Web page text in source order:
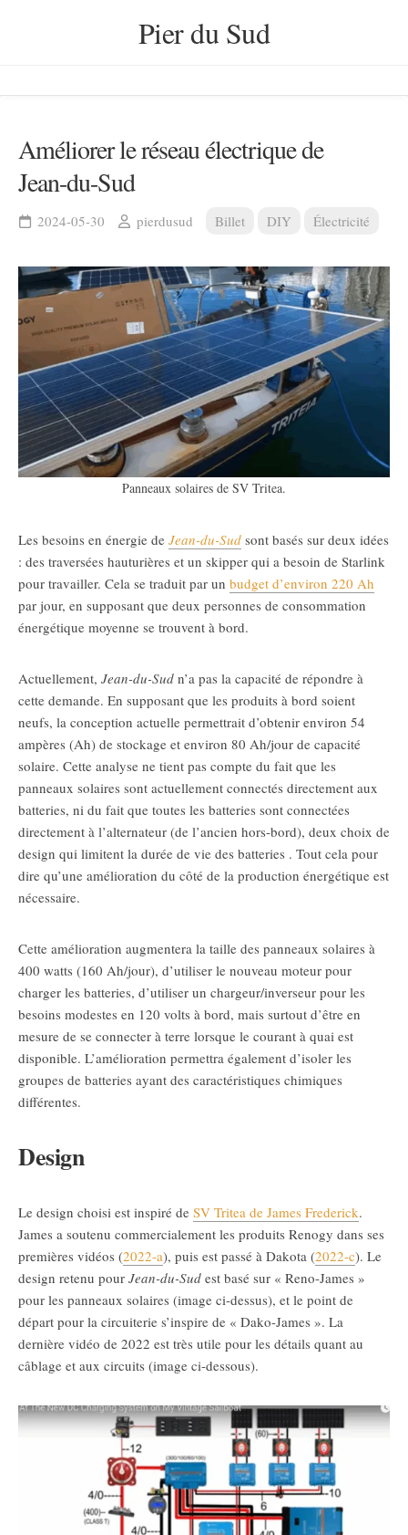
Pier du Sud
Améliorer le réseau électrique de
Jean-du-Sud
2024-05-30 pierdusud Billet DIY Électricité
Panneaux solaires de SV Tritea.
Les besoins en énergie de Jean-du-Sud sont basés sur deux idées
: des traversées hauturières et un skipper qui a besoin de Starlink
pour travailler. Cela se traduit par un budget d’environ 220 Ah
par jour, en supposant que deux personnes de consommation
énergétique moyenne se trouvent à bord.
Actuellement, Jean-du-Sud n’a pas la capacité de répondre à
cette demande. En supposant que les produits à bord soient
neufs, la conception actuelle permettrait d’obtenir environ 54
ampères (Ah) de stockage et environ 80 Ah/jour de capacité
solaire. Cette analyse ne tient pas compte du fait que les
panneaux solaires sont actuellement connectés directement aux
batteries, ni du fait que toutes les batteries sont connectées
directement à l’alternateur (de l’ancien hors-bord), deux choix de
design qui limitent la durée de vie des batteries . Tout cela pour
dire qu’une amélioration du côté de la production énergétique est
nécessaire.
Cette amélioration augmentera la taille des panneaux solaires à
400 watts (160 Ah/jour), d’utiliser le nouveau moteur pour
charger les batteries, d’utiliser un chargeur/inverseur pour les
besoins modestes en 120 volts à bord, mais surtout d’être en
mesure de se connecter à terre lorsque le courant à quai est
disponible. L’amélioration permettra également d’isoler les
groupes de batteries ayant des caractéristiques chimiques
différentes.
Design
Le design choisi est inspiré de SV Tritea de James Frederick.
James a soutenu commercialement les produits Renogy dans ses
premières vidéos (2022-a), puis est passé à Dakota (2022-c). Le
design retenu pour Jean-du-Sud est basé sur « Reno-James »
pour les panneaux solaires (image ci-dessus), et le point de
départ pour la circuiterie s’inspire de « Dako-James ». La
dernière vidéo de 2022 est très utile pour les détails quant au
câblage et aux circuits (image ci-dessous).